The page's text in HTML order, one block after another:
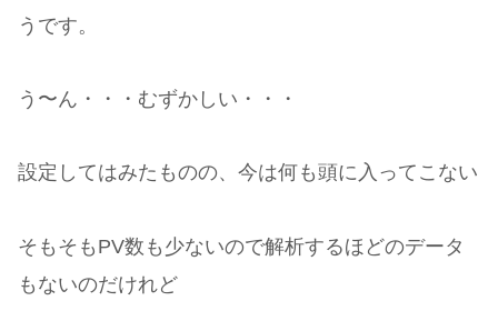
うです。
う〜ん・・・むずかしい・・・
設定してはみたものの、今は何も頭に入ってこない
そもそもPV数も少ないので解析するほどのデータ
もないのだけれど